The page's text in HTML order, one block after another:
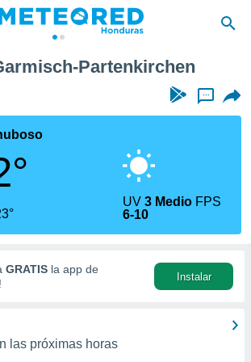
Partenkirchen
...
UV3 Medio FPS
6-10
GRATIS la app de
Instalar
las próximas horas